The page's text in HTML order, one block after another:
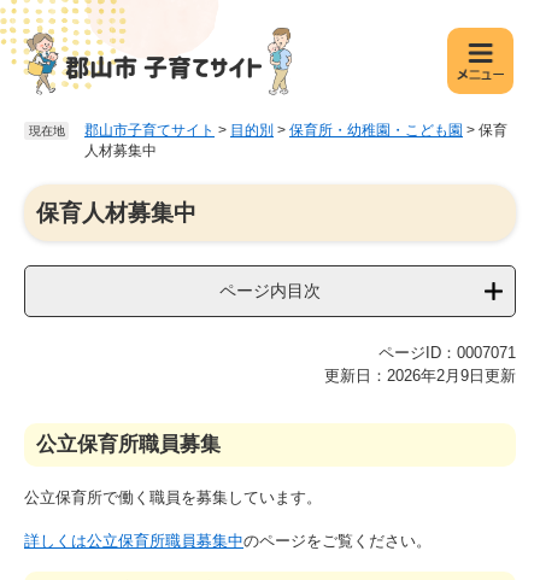
ペ
ー
ジ
メ
ニ
ュ
現在地 郡山市子育てサイト > 目的別 > 保育所・幼稚園・こども園 > 保育
人材募集中
本
文保育人材募集中
ページ内目次
ページID：0007071
更新日：2026年2月9日更新
公立保育所職員募集
公立保育所で働く職員を募集しています。
詳しくは公立保育所職員募集中のページをご覧ください。